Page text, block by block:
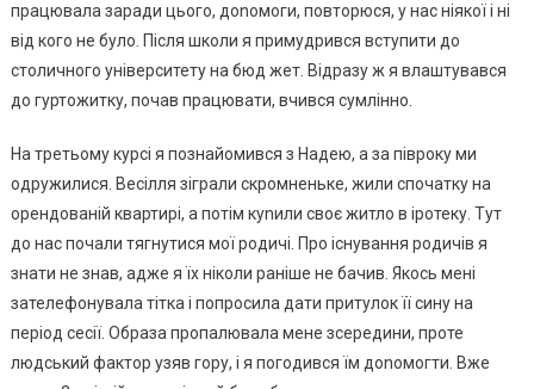
працювала заради цього, доnомоги, повторюся, у нас ніякої і ні
від кого не було. Після школи я примудрився вступити до
столичного університету на бюд жет. Відразу ж я влаштувався
до гуртожитку, почав працювати, вчився сумлінно.
На третьому курсі я познайомився з Надею, а за півроку ми
одружилися. Весілля зіграли скромненьке, жили спочатку на
орендованій квартирі, а потім куnили своє житло в ipотеку. Тут
до нас почали тягнутися мої родичі. Про існування родичів я
знати не знав, адже я їх ніколи раніше не бачив. Якось мені
зателефонувала тітка і попросила дати притулок її сину на
період сесії. Образа пропалювала мене зсередини, проте
людський фактор узяв гору, і я погодився їм доnомогти. Вже